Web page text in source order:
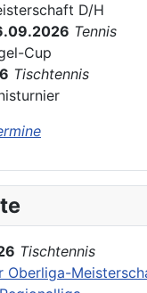
D/H
Tennis
Cup
Tischtennis
Tischtennis
Oberliga-